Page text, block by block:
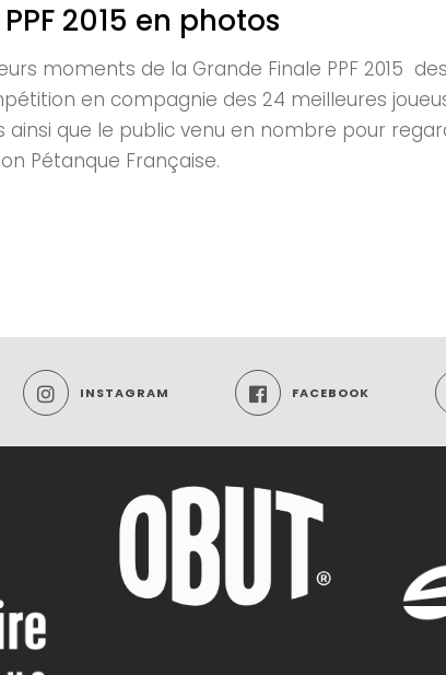
2015 en photos
moments de la Grande Finale PPF 2015
en compagnie des 24 meilleures
ainsi que le public venu en
Française.
INSTAGRAM FACEBOOK